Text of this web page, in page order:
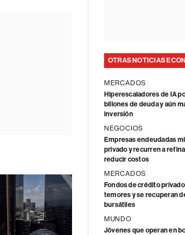
OTRAS NOTICIAS
MERCADOS
Hiperescaladores de IA
billones de deuda y aún
inversión
NEGOCIOS
Empresas endeudadas
privado y recurren a
reducir costos
MERCADOS
Fondos de crédito
temores y se recuperan
bursátiles
MUNDO
Jóvenes que operan en